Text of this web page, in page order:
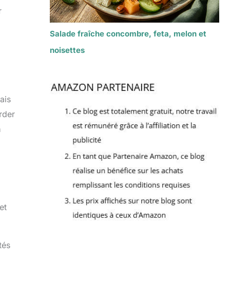
Salade fraîche concombre, feta, melon et
noisettes